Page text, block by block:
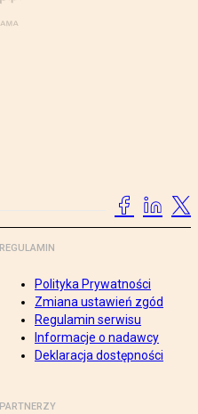
REGULAMIN
Polityka Prywatności
Zmiana ustawień zgód
Regulamin serwisu
Informacje o nadawcy
Deklaracja dostępności
PARTNERZY